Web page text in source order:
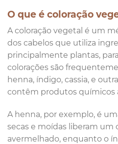
O que é coloração
A coloração vegetal é um
dos cabelos que utiliza
principalmente plantas,
colorações são
henna, índigo, cassia, e
contêm produtos químicos
A henna, por exemplo, é
secas e moídas liberam um
avermelhado, enquanto o